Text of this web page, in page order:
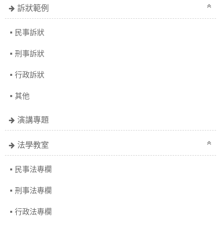
訴狀範例
民事訴狀
刑事訴狀
行政訴狀
其他
演講專題
法學教室
民事法專欄
刑事法專欄
行政法專欄